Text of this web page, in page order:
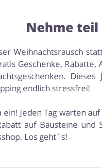
Nehme
Weihnachtsrausch
Geschenke,
endlich stressfrei!
Jeden Tag warten
auf Bausteine
Los geht´s!